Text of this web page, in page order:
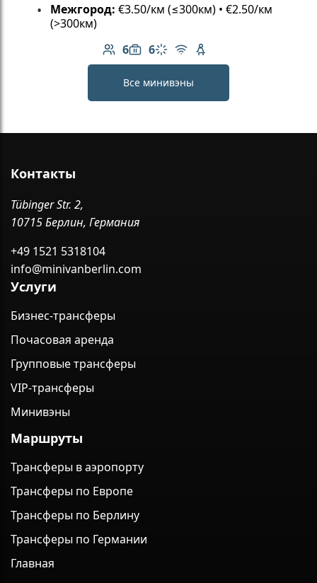
Межгород: €3.50/км (≤300км) • €2.50/км
(>300км)
6
Количество пассажиров: 6
6
Вместимость багажа: 6
Климат-контроль
Бесплатный Wi-Fi
Детское кресло
Все минивэны
Контакты
Tübinger Str. 2,
10715 Берлин, Германия
+49 1521 5318104
info@minivanberlin.com
Услуги
Бизнес-трансферы
Почасовая аренда
Групповые трансферы
VIP-трансферы
Минивэны
Маршруты
Трансферы в аэропорту
Трансферы по Европе
Трансферы по Берлину
Трансферы по Германии
Главная